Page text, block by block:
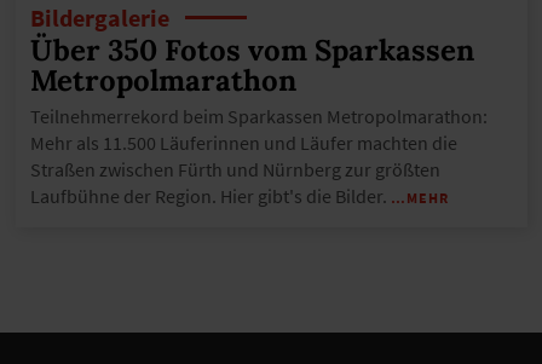
Bildergalerie
Über 350 Fotos vom Sparkassen
Metropolmarathon
Teilnehmerrekord beim Sparkassen Metropolmarathon:
Mehr als 11.500 Läuferinnen und Läufer machten die
Straßen zwischen Fürth und Nürnberg zur größten
Laufbühne der Region. Hier gibt's die Bilder. …MEHR